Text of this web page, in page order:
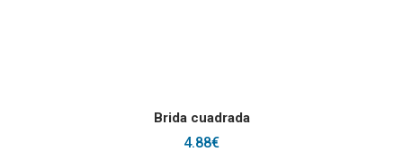
AÑADIR AL CARRITO
Brida cuadrada
4.88€